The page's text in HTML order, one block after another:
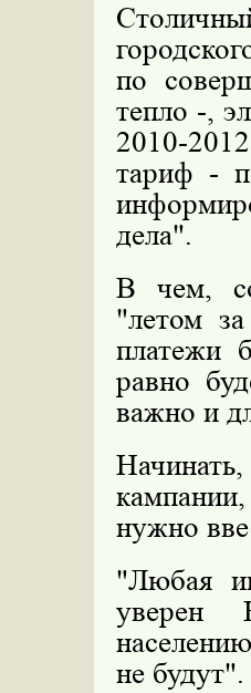
по
тепло -,
2010-
тариф -
дела".
В чем,
"летом
платежи
равно
важно и
Начинать,
нужно
"Любая
уверен
не будут".